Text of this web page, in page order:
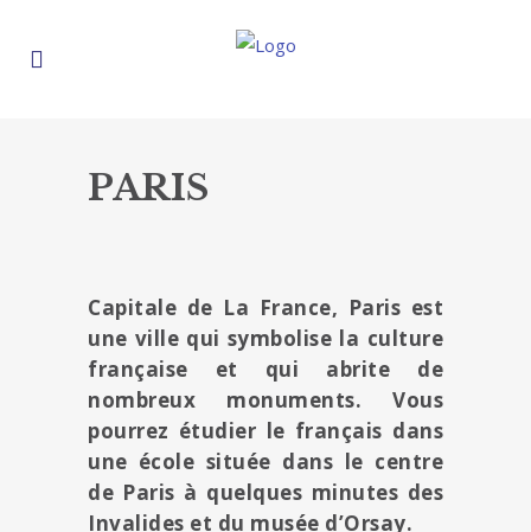
PARIS
Capitale de La France, Paris est
une ville qui symbolise la culture
française et qui abrite de
nombreux monuments. Vous
pourrez étudier le français dans
une école située dans le centre
de Paris à quelques minutes des
Invalides et du musée d’Orsay.